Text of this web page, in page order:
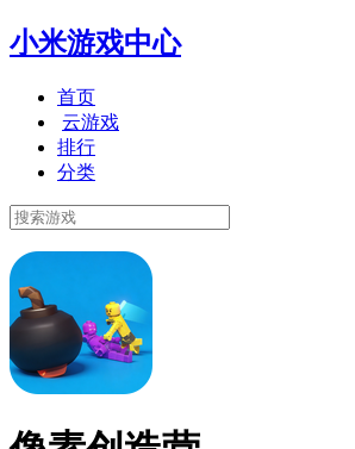
小米游戏中心
首页
云游戏
排行
分类